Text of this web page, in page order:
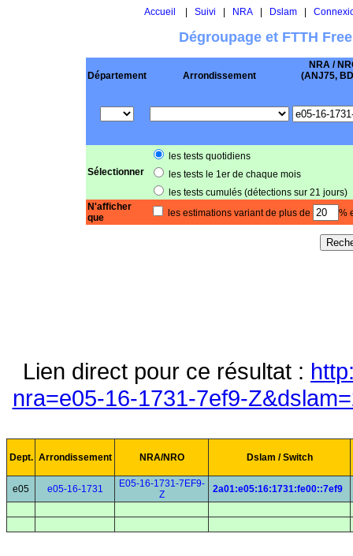
Accueil Suivi NRA| Dslam|
Dégroupage et FTTH
Département Arrondissement
NRA /
(ANJ75,
Sélectionner
les tests quotidiens
les tests le 1er de chaque mois
les tests cumulés (détections sur 21 jours)
N'afficher
que
les estimations variant de plus de %
Lien direct pour ce résultat :
nra=e05-16-1731-7ef9-
Dept. Arrondissement NRA/NRO Dslam / Switch
e05 e05-16-1731
E05-16-1731-7EF9-
Z
2a01:e05:16:1731:fe00::7ef9